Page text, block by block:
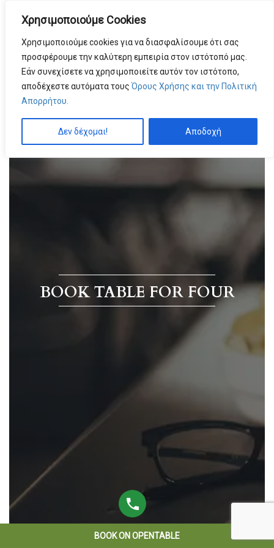
Χρησιμοποιούμε Cookies
Χρησιμοποιούμε cookies για να διασφαλίσουμε ότι σας
προσφέρουμε την καλύτερη εμπειρία στον ιστότοπό μας.
Εάν συνεχίσετε να χρησιμοποιείτε αυτόν τον ιστότοπο,
αποδέχεστε αυτόματα τους Όρους Χρήσης και την Πολιτική
Απορρήτου.
Δεν δέχομαι! Αποδοχή
BOOK ON OPENTABLE
BOOK TABLE FOR FOUR